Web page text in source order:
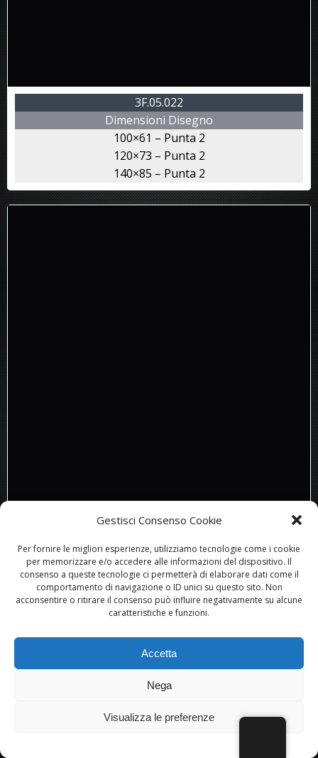
Gestisci Consenso Cookie
Per fornire le migliori esperienze, utilizziamo tecnologie come i cookie
per memorizzare e/o accedere alle informazioni del dispositivo. Il
consenso a queste tecnologie ci permetterà di elaborare dati come il
comportamento di navigazione o ID unici su questo sito. Non
acconsentire o ritirare il consenso può influire negativamente su alcune
caratteristiche e funzioni.
Accetta
Nega
Visualizza le preferenze
3F.05.022
Dimensioni Disegno
100×61 – Punta 2
120×73 – Punta 2
140×85 – Punta 2
3F.05.023
Dimensioni Disegno
100×66 – Punta 2
120×80 – Punta 2
140×93 – Punta 2